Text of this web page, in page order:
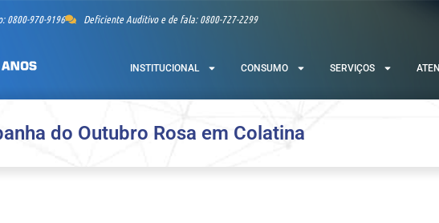
0800-970-9196 Deficiente Auditivo e de fala: 0800-727-2299
INSTITUCIONAL CONSUMO SERVIÇOS
do Outubro Rosa em Colatina